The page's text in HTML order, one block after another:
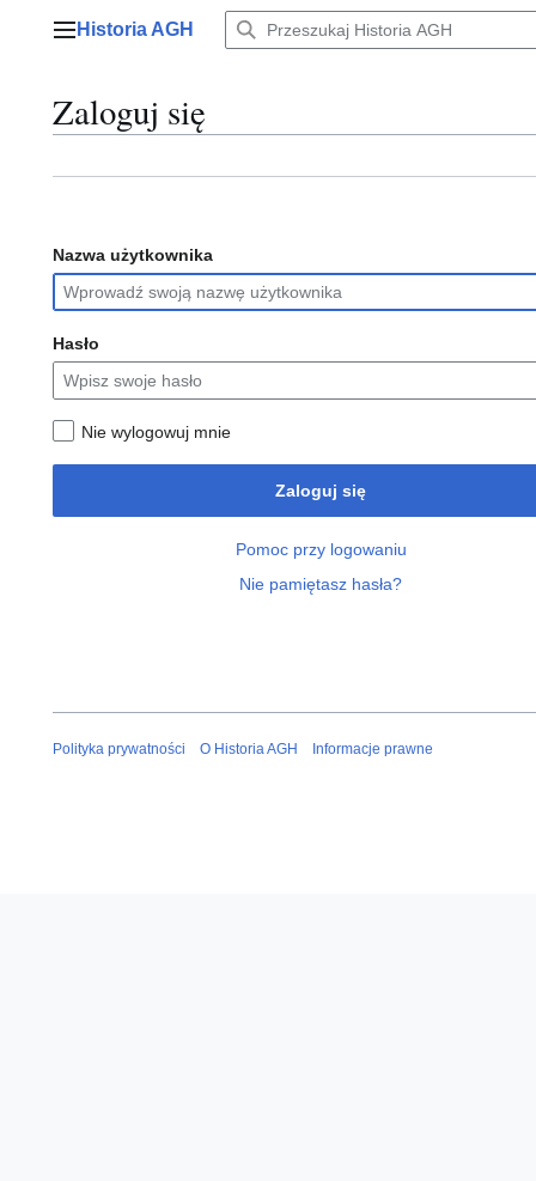
Menu główne
Historia AGH
Zaloguj się
Nazwa użytkownika
Hasło
Nie wylogowuj mnie
Zaloguj się
Pomoc przy logowaniu
Nie pamiętasz hasła?
Polityka prywatności O Historia AGH Informacje prawne